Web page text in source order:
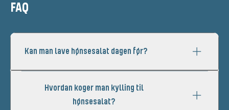
FAQ
Kan man lave hønsesalat dagen før?
Hvordan koger man kylling til
hønsesalat?